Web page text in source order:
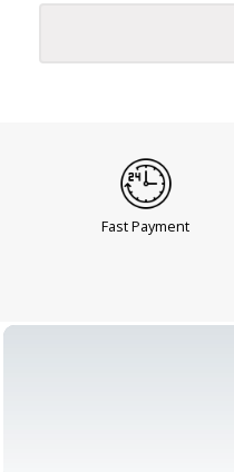
Fast Payment